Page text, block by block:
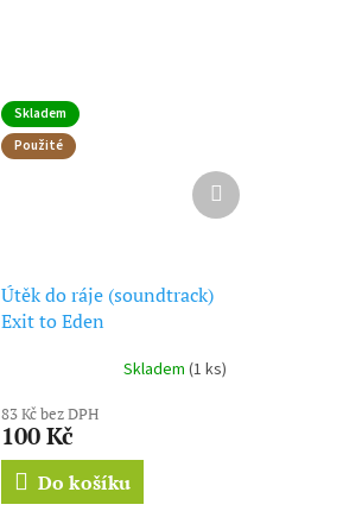
Skladem
Použité
Útěk do ráje (soundtrack)
Exit to Eden
Skladem (1 ks)
83 Kč bez DPH
100 Kč
Do košíku
Další
produkt